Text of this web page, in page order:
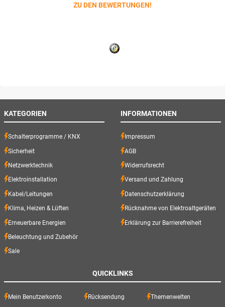
ZU DEN BEWERTUNGEN!
KATEGORIEN
Schalterprogramme / KNX
Sicherheit
Netzwerktechnik
Elektroinstallation
Kabel/Leitungen
Klima, Heizen & Lüften
Erneuerbare Energien
Beleuchtung und Zubehör
Sale
INFORMATIONEN
Impressum
AGB
Widerrufsrecht
Versand und Zahlung
Datenschutzerklärung
Rücknahme von Elektroaltgeräten
Erklärung zur Barrierefreiheit
QUICKLINKS
Mein Benutzerkonto Rücksendung Themenwelten